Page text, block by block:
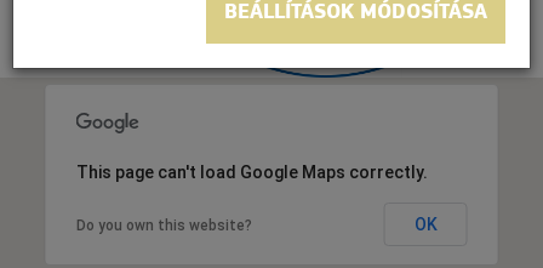
This page can't load Google Maps correctly.
Do you own this website? OK
BEÁLLÍTÁSOK MÓDOSÍTÁSA